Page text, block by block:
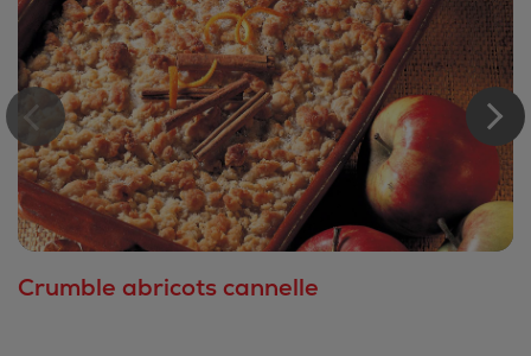
Crumble abricots cannelle